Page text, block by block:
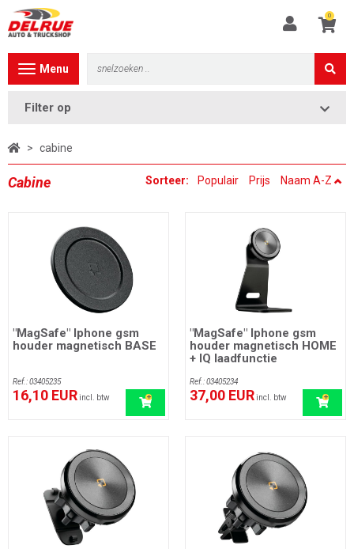
0
Toggle
Menu
Filter op
> cabine
Cabine Sorteer: Populair Prijs Naam A-Z
"MagSafe" Iphone gsm
houder magnetisch BASE
Ref.: 03405235
16,10 EUR incl. btw
"MagSafe" Iphone gsm
houder magnetisch HOME
+ IQ laadfunctie
Ref.: 03405234
37,00 EUR incl. btw